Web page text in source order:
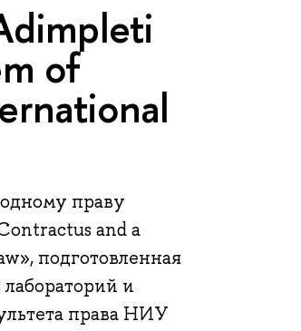
of
праву
and a
подготовленная
и
права НИУ